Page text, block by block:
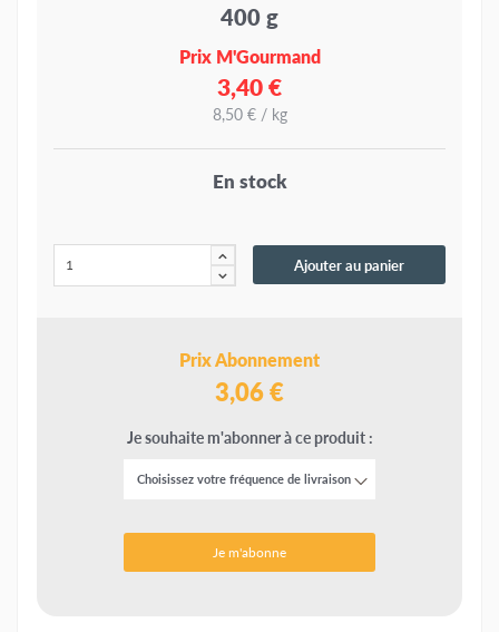
400 g
Prix M'Gourmand
3,40 €
8,50 € / kg
En stock
Ajouter au panier
Prix Abonnement
3,06 €
Je souhaite m'abonner à ce produit :
Je m'abonne